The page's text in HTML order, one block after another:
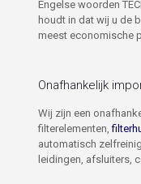
Engelse woorden
houdt in dat wij u de
meest economische
Onafhankelijk
Wij zijn een
filterelementen,
automatisch
leidingen, afsluiters,